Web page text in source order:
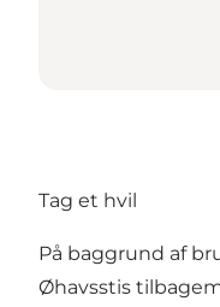
Tag et hvil
På baggrund af
Øhavsstis